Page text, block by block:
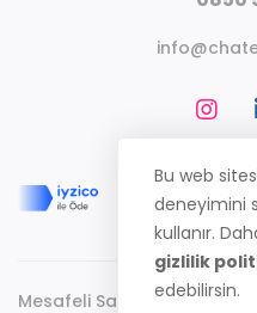
Mesafeli Satış Sözleşmesi
Bu web
deneyimini
kullanır.
gizlilik
edebilirsin.